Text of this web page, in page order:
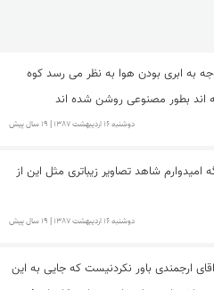
بطور مصنوعی روشن شده اند
دوشنبه 16 ارديبهشت 1387 | 19 سال پیش
دوشنبه 16 ارديبهشت 1387 | 19 سال پیش